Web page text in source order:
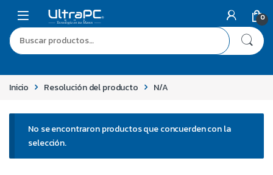
0
Inicio Resolución del producto N/A
No se encontraron productos que concuerden con la
selección.